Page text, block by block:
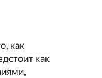
как
как